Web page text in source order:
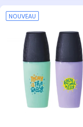
NOUVEAU